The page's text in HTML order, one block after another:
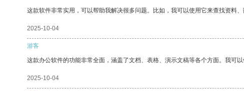
这款软件非常实用，可以帮助我解决很多问题。比如，我可以使用它来查找资料、
2025-10-04
游客
这款办公软件的功能非常全面，涵盖了文档、表格、演示文稿等各个方面。我可
2025-10-04